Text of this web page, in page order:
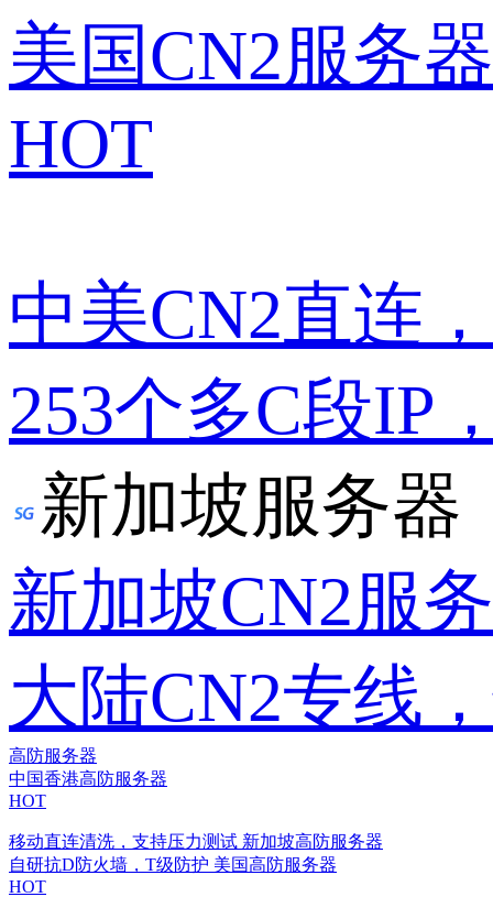
美国CN2服务器
HOT
中美CN2直连
253个多C段IP
新加坡服务器
新加坡CN2服
大陆CN2专线
高防服务器
中国香港高防服务器
HOT
移动直连清洗，支持压力测试 新加坡高防服务器
自研抗D防火墙，T级防护 美国高防服务器
HOT